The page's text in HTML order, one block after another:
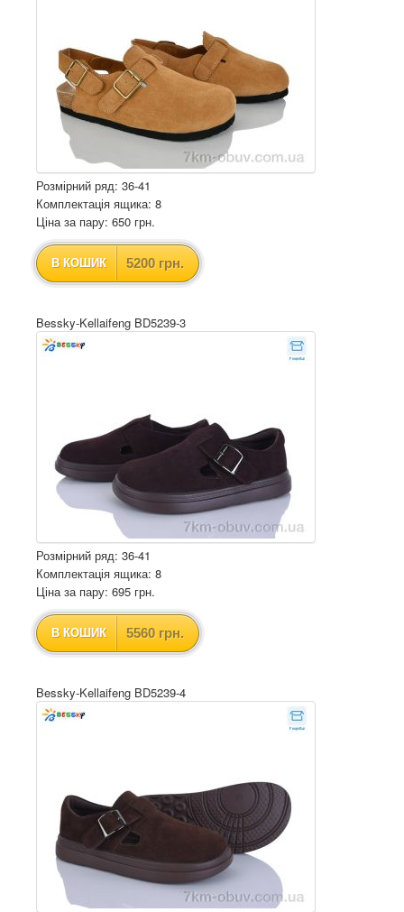
Розмірний ряд: 36-41
Комплектація ящика: 8
Ціна за пару: 650 грн.
В КОШИК 5200 грн.
Bessky-Kellaifeng BD5239-3
Розмірний ряд: 36-41
Комплектація ящика: 8
Ціна за пару: 695 грн.
В КОШИК 5560 грн.
Bessky-Kellaifeng BD5239-4